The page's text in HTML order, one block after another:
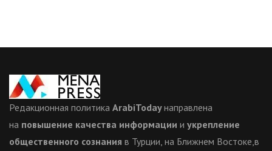
Редакционная политика ArabiTodayнаправлена
на повышение качества информации и укрепление
общественного сознания в Турции, на Ближнем Востоке,в